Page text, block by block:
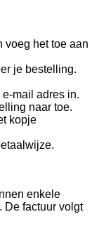
voeg het toe aan
je bestelling.
mail adres in.
naar toe.
kopje
enkele
De factuur volgt